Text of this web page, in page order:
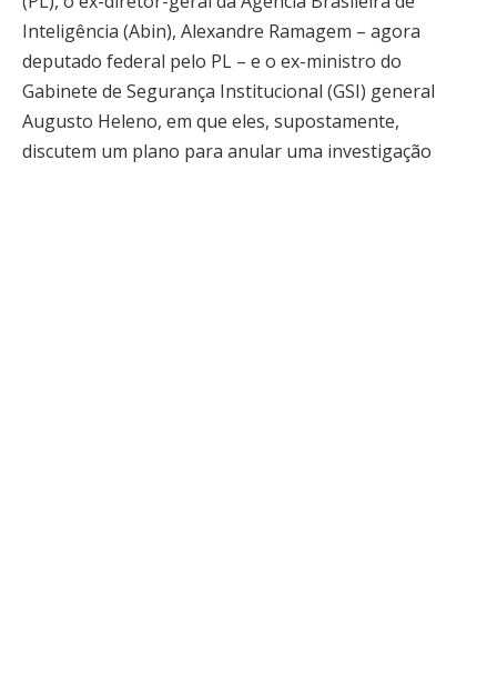
Inteligência (Abin), Alexandre Ramagem – agora
deputado federal pelo PL – e o ex-ministro do
Gabinete de Segurança Institucional (GSI) general
Augusto Heleno, em que eles, supostamente,
discutem um plano para anular uma investigação